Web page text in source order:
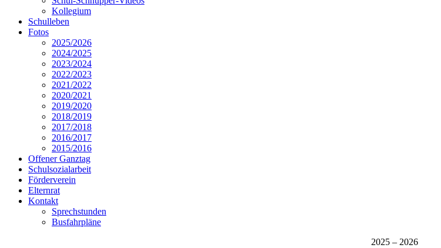
Kollegium
Schulleben
Fotos
2025/2026
2024/2025
2023/2024
2022/2023
2021/2022
2020/2021
2019/2020
2018/2019
2017/2018
2016/2017
2015/2016
Offener Ganztag
Schulsozialarbeit
Förderverein
Elternrat
Kontakt
Sprechstunden
Busfahrpläne
2025 – 2026